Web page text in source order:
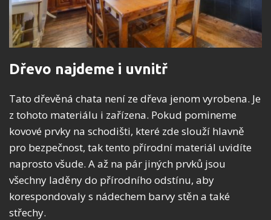
Dřevo najdeme i uvnitř
Tato dřevěná chata není ze dřeva jenom vyrobena. Je
z tohoto materiálu i zařízena. Pokud pomineme
kovové prvky na schodišti, které zde slouží hlavně
pro bezpečnost, tak tento přírodní materiál uvidíte
naprosto všude. A až na pár jiných prvků jsou
všechny laděny do přírodního odstínu, aby
korespondovaly s nádechem barvy stěn a také
střechy.